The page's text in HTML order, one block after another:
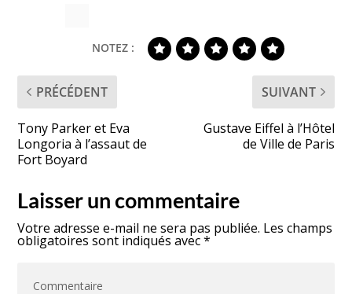
NOTEZ :
PRÉCÉDENT
Tony Parker et Eva
Longoria à l’assaut de
Fort Boyard
SUIVANT
Gustave Eiffel à l’Hôtel
de Ville de Paris
Laisser un commentaire
Votre adresse e-mail ne sera pas publiée. Les champs
obligatoires sont indiqués avec*